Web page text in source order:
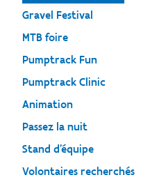
Gravel Festival
MTB foire
Pumptrack Fun
Pumptrack Clinic
Animation
Passez la nuit
Stand d'équipe
Volontaires recherchés